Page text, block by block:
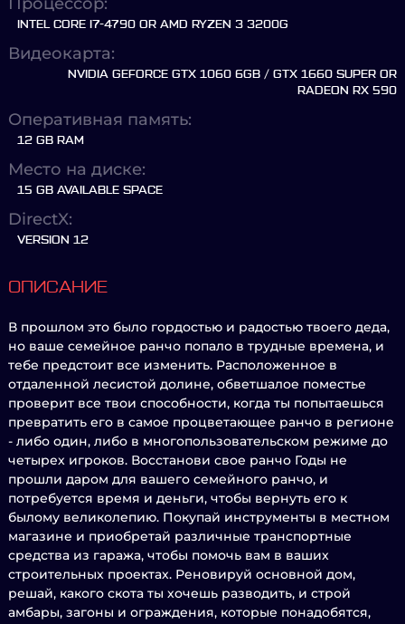
INTEL CORE I7-4790 OR AMD RYZEN 3 3200G
Видеокарта:
NVIDIA GEFORCE GTX 1060 6GB / GTX 1660 SUPER OR
RADEON RX 590
Оперативная память:
12 GB RAM
Место на диске:
15 GB AVAILABLE SPACE
DirectX:
VERSION 12
ОПИСАНИЕ
В прошлом это было гордостью и радостью твоего деда,
но ваше семейное ранчо попало в трудные времена, и
тебе предстоит все изменить. Расположенное в
отдаленной лесистой долине, обветшалое поместье
проверит все твои способности, когда ты попытаешься
превратить его в самое процветающее ранчо в регионе
- либо один, либо в многопользовательском режиме до
четырех игроков. Восстанови свое ранчо Годы не
прошли даром для вашего семейного ранчо, и
потребуется время и деньги, чтобы вернуть его к
былому великолепию. Покупай инструменты в местном
магазине и приобретай различные транспортные
средства из гаража, чтобы помочь вам в ваших
строительных проектах. Реновируй основной дом,
решай, какого скота ты хочешь разводить, и строй
амбары, загоны и ограждения, которые понадобятся,